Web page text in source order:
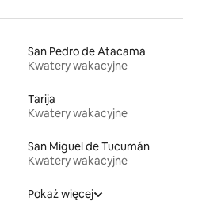
San Pedro de Atacama
Kwatery wakacyjne
Tarija
Kwatery wakacyjne
San Miguel de Tucumán
Kwatery wakacyjne
Pokaż więcej